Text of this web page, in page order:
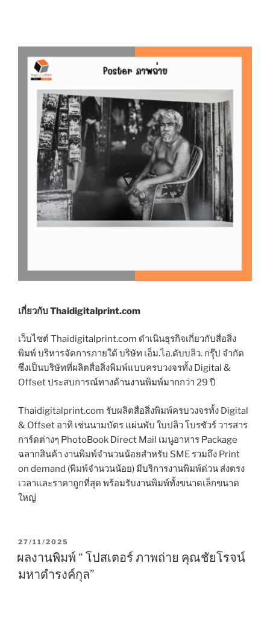
เกี่ยวกับ Thaidigitalprint.com
เว็บไซต์ Thaidigitalprint.com ดำเนินธุรกิจเกี่ยวกับสื่อสิ่ง
พิมพ์ บริหารจัดการภายใต้ บริษัท เอ็ม.ไอ.ดับบลิว. กรุ๊ป จำกัด
ซึ่งเป็นบริษัทที่ผลิตสื่อสิ่งพิมพ์แบบครบวงจรทั้ง Digital &
Offset ประสบการณ์ทางด้านงานพิมพ์มากกว่า 29 ปี
Thaidigitalprint.com รับผลิตสื่อสิ่งพิมพ์ครบวงจรทั้ง Digital
& Offset อาทิ เช่นนามบัตร แผ่นพับ ใบปลิว โบรชัวร์ วารสาร
การ์ดต่างๆ PhotoBook Direct Mail เมนูอาหาร Package
ฉลากสินค้า งานพิมพ์จำนวนน้อยสำหรับ SME รวมถึง Print
on demand (พิมพ์จำนวนน้อย) มีบริการงานพิมพ์ด่วน ส่งตรง
เวลาและราคาถูกที่สุด พร้อมรับงานพิมพ์ทั้งขนาดเล็กขนาด
ใหญ่
P
S
T
27/11/2025
ผลงานพิมพ์ “ โปสเตอร์ ภาพถ่าย คุณชัยโรจน์
มหาดำรงค์กุล”